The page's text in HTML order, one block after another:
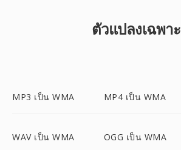
ตัวแปลงเฉพาะ
MP3 เป็น WMA MP4 เป็น WMA
WAV เป็น WMA OGG เป็น WMA